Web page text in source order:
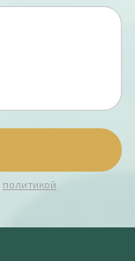
политикой